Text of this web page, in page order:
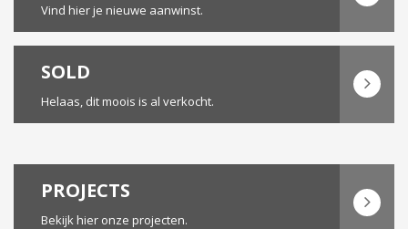
Vind hier je nieuwe aanwinst.
SOLD
Helaas, dit moois is al verkocht.
PROJECTS
Bekijk hier onze projecten.